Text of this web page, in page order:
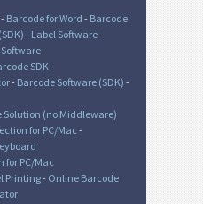
- Barcode for Word - Barcode
- Label Software-
SDK
- Barcode Software (SDK) -
Solution (no Middleware)
for PC/Mac -
for PC/Mac
Printing- Online Barcode